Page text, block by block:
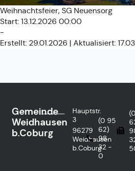
Weihnachtsfeier, SG Neuensorg
Start: 13.12.2026 00:00
-
Erstellt: 29.01.2026 | Aktualisiert:
Gemeinde
Weidhausen
b.Coburg
Hauptstr.
3
96279
Weidhausen
b.Coburg
(0 95
62)
98
32 -
0